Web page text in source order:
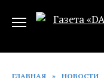
ГЛАВНАЯ » НОВОСТИ